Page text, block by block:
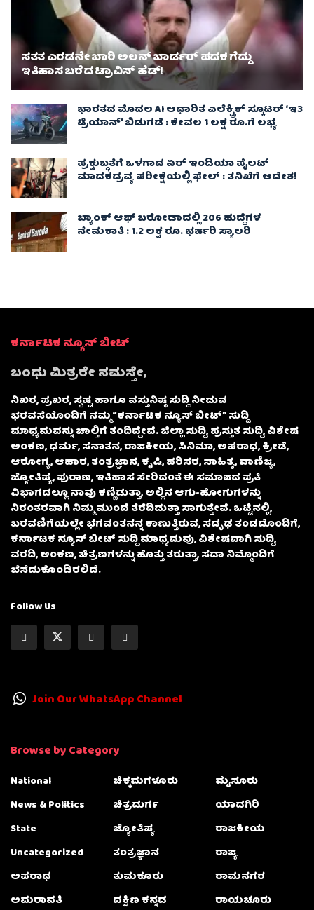
ಸತತ ಎರಡನೇ ಬಾರಿ ಅಲನ್ ಬಾರ್ಡರ್ ಪದಕ ಗೆದ್ದು
ಇತಿಹಾಸ ಬರೆದ ಟ್ರಾವಿಸ್ ಹೆಡ್!
ಭಾರತದ ಮೊದಲ AI ಆಧಾರಿತ ಎಲೆಕ್ಟ್ರಿಕ್ ಸ್ಕೂಟರ್ ‘ಇ3
ಟ್ರಿಯಾನ್’ ಬಿಡುಗಡೆ : ಕೇವಲ 1 ಲಕ್ಷ ರೂ.ಗೆ ಲಭ್ಯ
ಪ್ರಕ್ಷುಬ್ಧತೆಗೆ ಒಳಗಾದ ಏರ್ ಇಂಡಿಯಾ ಪೈಲಟ್
ಮಾದಕದ್ರವ್ಯ ಪರೀಕ್ಷೆಯಲ್ಲಿ ಫೇಲ್ : ತನಿಖೆಗೆ ಆದೇಶ!
ಬ್ಯಾಂಕ್ ಆಫ್ ಬರೋಡಾದಲ್ಲಿ 206 ಹುದ್ದೆಗಳ
ನೇಮಕಾತಿ : 1.2 ಲಕ್ಷ ರೂ. ಭರ್ಜರಿ ಸ್ಯಾಲರಿ
ಕರ್ನಾಟಕ ನ್ಯೂಸ್ ಬೀಟ್
ಬಂಧು ಮಿತ್ರರೇ ನಮಸ್ತೇ,
ನಿಖರ, ಪ್ರಖರ, ಸ್ಪಷ್ಟ ಹಾಗೂ ವಸ್ತುನಿಷ್ಠ ಸುದ್ದಿ ನೀಡುವ
ಭರವಸೆಯೊಂದಿಗೆ ನಮ್ಮ “ಕರ್ನಾಟಕ ನ್ಯೂಸ್ ಬೀಟ್” ಸುದ್ದಿ
ಮಾಧ್ಯಮವನ್ನು ಚಾಲ್ತಿಗೆ ತಂದಿದ್ದೇವೆ. ಜಿಲ್ಲಾ ಸುದ್ದಿ, ಪ್ರಸ್ತುತ ಸುದ್ದಿ, ವಿಶೇಷ
ಅಂಕಣ, ಧರ್ಮ, ಸನಾತನ, ರಾಜಕೀಯ, ಸಿನಿಮಾ, ಅಪರಾಧ, ಕ್ರೀಡೆ,
ಆರೋಗ್ಯ, ಆಹಾರ, ತಂತ್ರಜ್ಞಾನ, ಕೃಷಿ, ಪರಿಸರ, ಸಾಹಿತ್ಯ, ವಾಣಿಜ್ಯ,
ಜ್ಯೋತಿಷ್ಯ, ಪುರಾಣ, ಇತಿಹಾಸ ಸೇರಿದಂತೆ ಈ ಸಮಾಜದ ಪ್ರತಿ
ವಿಭಾಗದಲ್ಲೂ ನಾವು ಕಣ್ಣಿಡುತ್ತಾ, ಅಲ್ಲಿನ ಆಗು-ಹೋಗುಗಳನ್ನು
ನಿರಂತರವಾಗಿ ನಿಮ್ಮ ಮುಂದೆ ತೆರೆದಿಡುತ್ತಾ ಸಾಗುತ್ತೇವೆ. ಒಟ್ಟಿನಲ್ಲಿ,
ಬರವಣಿಗೆಯಲ್ಲೇ ಭಗವಂತನನ್ನ ಕಾಣುತ್ತಿರುವ, ಸದೃಢ ತಂಡದೊಂದಿಗೆ,
ಕರ್ನಾಟಕ ನ್ಯೂಸ್ ಬೀಟ್ ಸುದ್ದಿ ಮಾಧ್ಯಮವು, ವಿಶೇಷವಾಗಿ ಸುದ್ದಿ,
ವರದಿ, ಅಂಕಣ, ಚಿತ್ರಣಗಳನ್ನು ಹೊತ್ತು ತರುತ್ತಾ, ಸದಾ ನಿಮ್ಮೊಂದಿಗೆ
ಬೆಸೆದುಕೊಂಡಿರಲಿದೆ.
Follow Us
Join Our WhatsApp Channel
Browse by Category
National
News & Politics
State
Uncategorized
ಅಪರಾಧ
ಅಮರಾವತಿ
ಚಿಕ್ಕಮಗಳೂರು
ಚಿತ್ರದುರ್ಗ
ಜ್ಯೋತಿಷ್ಯ
ತಂತ್ರಜ್ಞಾನ
ತುಮಕೂರು
ದಕ್ಷಿಣ ಕನ್ನಡ
ಮೈಸೂರು
ಯಾದಗಿರಿ
ರಾಜಕೀಯ
ರಾಜ್ಯ
ರಾಮನಗರ
ರಾಯಚೂರು